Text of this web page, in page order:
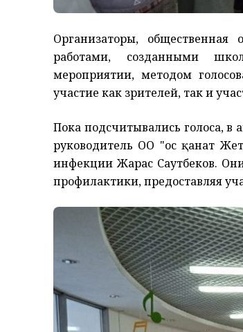
Организаторы, общественная
работами, созданными
мероприятии, методом
участие как зрителей, так и
Пока подсчитывались голоса, в
руководитель ОО "Қос қанат
инфекции Жарас Саутбеков.
профилактики, предоставляя